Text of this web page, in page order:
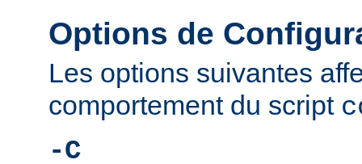
Options de
Les options suivantes
comportement du script
-C